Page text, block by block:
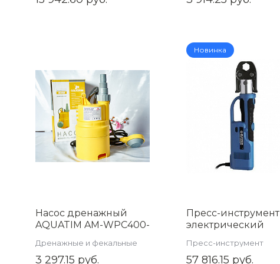
Насос дренажный
AQUATIM AM-WPC400-
Дренажные и фекальные
насосы
3 297.15 руб.
Новинка
Пресс-инструмент
электрический
ZIESSLER TIM
ZTI.1550.UCZ
Пресс-инструмент
57 816.15 руб.